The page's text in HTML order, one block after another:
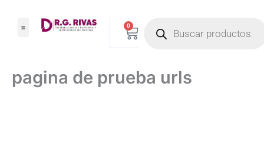
0
Carrito
search
pagina de prueba urls